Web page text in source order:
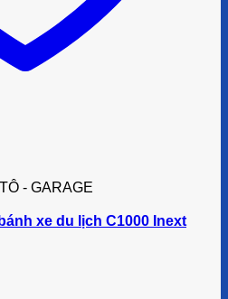
- GARAGE
xe du lịch C1000 Inext